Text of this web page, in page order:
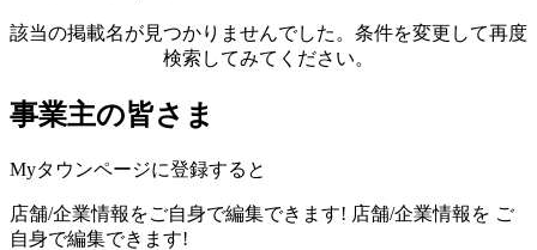
該当の掲載名が見つかりませんでした。条件を変更して再度
検索してみてください。
事業主の皆さま
Myタウンページに登録すると
店舗/企業情報をご自身で編集できます! 店舗/企業情報を ご
自身で編集できます!